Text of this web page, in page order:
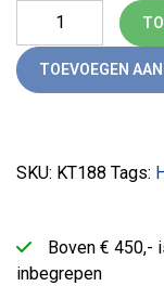
Kantinetafel 4-
TOEVOEGEN
SKU: KT188 Tags:
Boven € 450,-
inbegrepen